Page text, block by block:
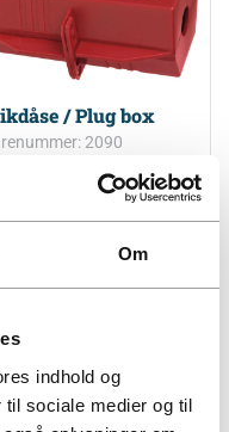
Om
indhold og
sociale medier og til
/ Plug box
2090